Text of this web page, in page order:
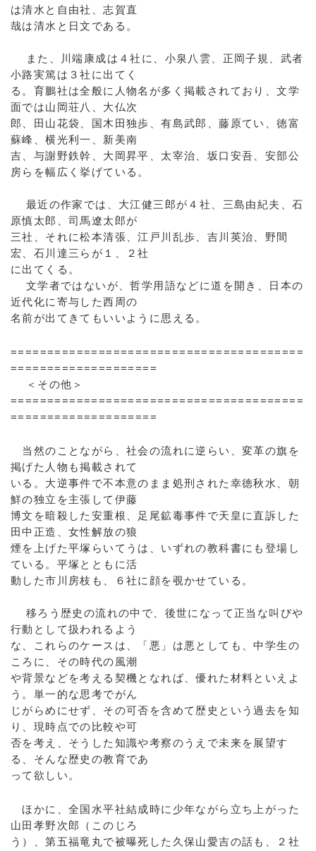
は清水と自由社、志賀直
哉は清水と日文である。
また、川端康成は４社に、小泉八雲、正岡子規、武者
小路実篤は３社に出てく
る。育鵬社は全般に人物名が多く掲載されており、文学
面では山岡荘八、大仏次
郎、田山花袋、国木田独歩、有島武郎、藤原てい、徳富
蘇峰、横光利一、新美南
吉、与謝野鉄幹、大岡昇平、太宰治、坂口安吾、安部公
房らを幅広く挙げている。
最近の作家では、大江健三郎が４社、三島由紀夫、石
原慎太郎、司馬遼太郎が
三社、それに松本清張、江戸川乱歩、吉川英治、野間
宏、石川達三らが１、２社
に出てくる。
文学者ではないが、哲学用語などに道を開き、日本の
近代化に寄与した西周の
名前が出てきてもいいように思える。
========================================
====================
＜その他＞
========================================
====================
当然のことながら、社会の流れに逆らい、変革の旗を
掲げた人物も掲載されて
いる。大逆事件で不本意のまま処刑された幸徳秋水、朝
鮮の独立を主張して伊藤
博文を暗殺した安重根、足尾鉱毒事件で天皇に直訴した
田中正造、女性解放の狼
煙を上げた平塚らいてうは、いずれの教科書にも登場し
ている。平塚とともに活
動した市川房枝も、６社に顔を覗かせている。
移ろう歴史の流れの中で、後世になって正当な叫びや
行動として扱われるよう
な、これらのケースは、「悪」は悪としても、中学生の
ころに、その時代の風潮
や背景などを考える契機となれば、優れた材料といえよ
う。単一的な思考でがん
じがらめにせず、その可否を含めて歴史という過去を知
り、現時点での比較や可
否を考え、そうした知識や考察のうえで未来を展望す
る、そんな歴史の教育であ
って欲しい。
ほかに、全国水平社結成時に少年ながら立ち上がった
山田孝野次郎（このじろ
う）、第五福竜丸で被曝死した久保山愛吉の話も、２社